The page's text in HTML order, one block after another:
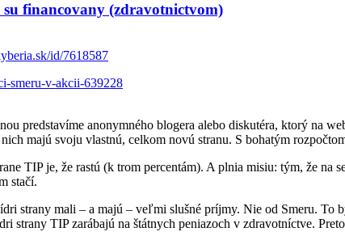
financovany (zdravotnictvom)
id/7618587
smeru-v-akcii-639228
predstavíme anonymného blogera alebo diskutéra, ktorý na
majú svoju vlastnú, celkom novú stranu. S bohatým
TIP je, že rastú (k trom percentám). A plnia misiu: tým, že
stačí.
strany mali – a majú – veľmi slušné príjmy. Nie od Smeru.
strany TIP zarábajú na štátnych peniazoch v zdravotníctve.